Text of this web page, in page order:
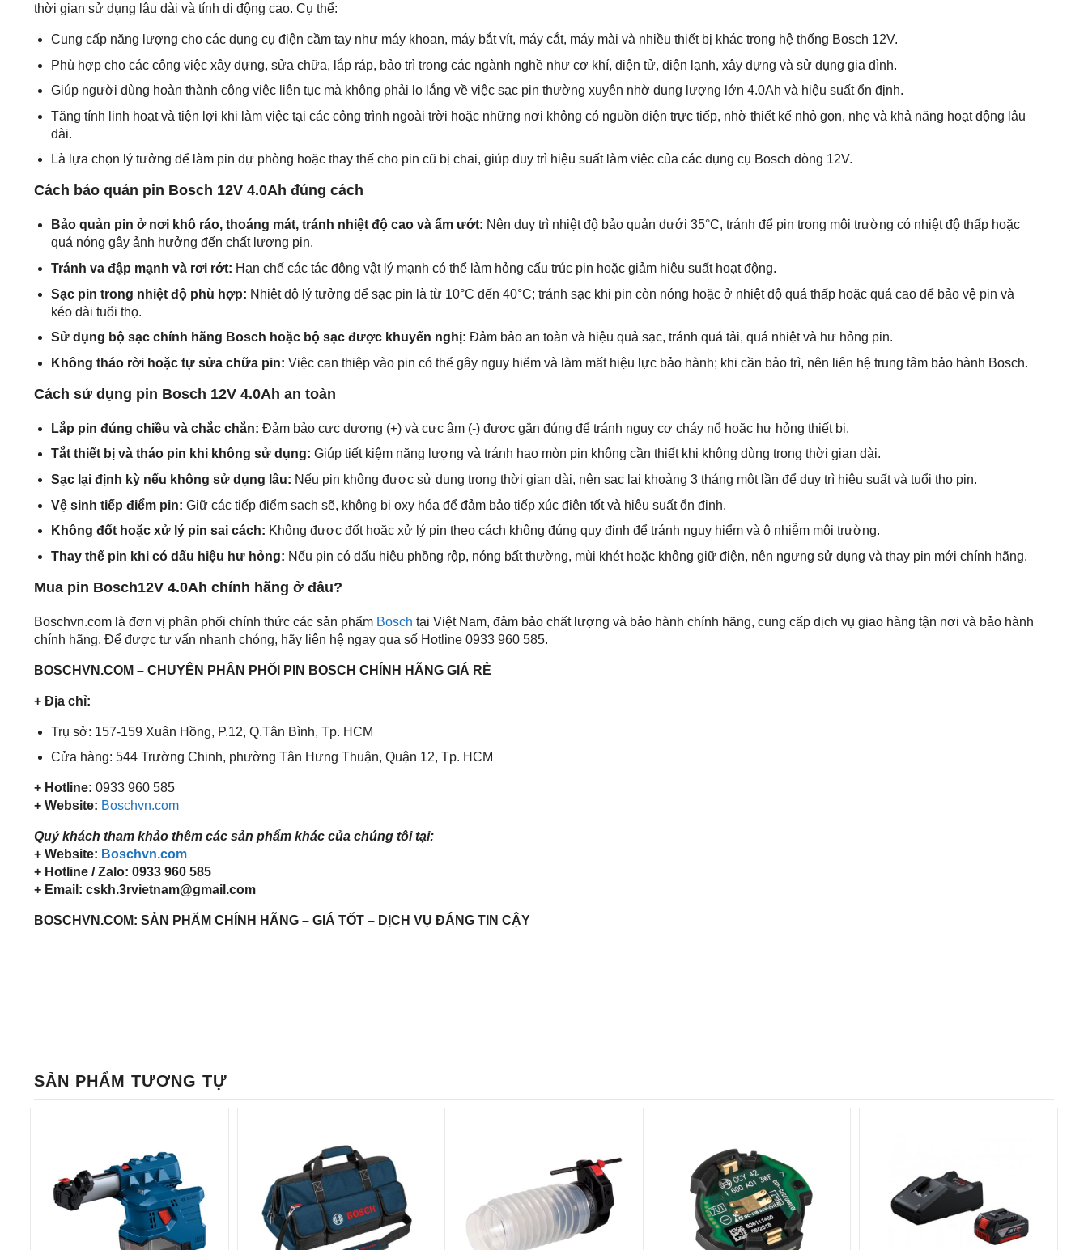
thời gian sử dụng lâu dài và tính di động cao. Cụ thể:
Cung cấp năng lượng cho các dụng cụ điện cầm tay như máy khoan, máy bắt vít, máy cắt, máy mài và nhiều thiết bị khác trong hệ thống Bosch 12V.
Phù hợp cho các công việc xây dựng, sửa chữa, lắp ráp, bảo trì trong các ngành nghề như cơ khí, điện tử, điện lạnh, xây dựng và sử dụng gia đình.
Giúp người dùng hoàn thành công việc liên tục mà không phải lo lắng về việc sạc pin thường xuyên nhờ dung lượng lớn 4.0Ah và hiệu suất ổn định.
Tăng tính linh hoạt và tiện lợi khi làm việc tại các công trình ngoài trời hoặc những nơi không có nguồn điện trực tiếp, nhờ thiết kế nhỏ gọn, nhẹ và khả năng hoạt động lâu
dài.
Là lựa chọn lý tưởng để làm pin dự phòng hoặc thay thế cho pin cũ bị chai, giúp duy trì hiệu suất làm việc của các dụng cụ Bosch dòng 12V.
Cách bảo quản pin Bosch 12V 4.0Ah đúng cách
Bảo quản pin ở nơi khô ráo, thoáng mát, tránh nhiệt độ cao và ẩm ướt: Nên duy trì nhiệt độ bảo quản dưới 35°C, tránh để pin trong môi trường có nhiệt độ thấp hoặc
quá nóng gây ảnh hưởng đến chất lượng pin.
Tránh va đập mạnh và rơi rớt: Hạn chế các tác động vật lý mạnh có thể làm hỏng cấu trúc pin hoặc giảm hiệu suất hoạt động.
Sạc pin trong nhiệt độ phù hợp: Nhiệt độ lý tưởng để sạc pin là từ 10°C đến 40°C; tránh sạc khi pin còn nóng hoặc ở nhiệt độ quá thấp hoặc quá cao để bảo vệ pin và
kéo dài tuổi thọ.
Sử dụng bộ sạc chính hãng Bosch hoặc bộ sạc được khuyến nghị: Đảm bảo an toàn và hiệu quả sạc, tránh quá tải, quá nhiệt và hư hỏng pin.
Không tháo rời hoặc tự sửa chữa pin: Việc can thiệp vào pin có thể gây nguy hiểm và làm mất hiệu lực bảo hành; khi cần bảo trì, nên liên hệ trung tâm bảo hành Bosch.
Cách sử dụng pin Bosch 12V 4.0Ah an toàn
Lắp pin đúng chiều và chắc chắn: Đảm bảo cực dương (+) và cực âm (-) được gắn đúng để tránh nguy cơ cháy nổ hoặc hư hỏng thiết bị.
Tắt thiết bị và tháo pin khi không sử dụng: Giúp tiết kiệm năng lượng và tránh hao mòn pin không cần thiết khi không dùng trong thời gian dài.
Sạc lại định kỳ nếu không sử dụng lâu: Nếu pin không được sử dụng trong thời gian dài, nên sạc lại khoảng 3 tháng một lần để duy trì hiệu suất và tuổi thọ pin.
Vệ sinh tiếp điểm pin: Giữ các tiếp điểm sạch sẽ, không bị oxy hóa để đảm bảo tiếp xúc điện tốt và hiệu suất ổn định.
Không đốt hoặc xử lý pin sai cách: Không được đốt hoặc xử lý pin theo cách không đúng quy định để tránh nguy hiểm và ô nhiễm môi trường.
Thay thế pin khi có dấu hiệu hư hỏng: Nếu pin có dấu hiệu phồng rộp, nóng bất thường, mùi khét hoặc không giữ điện, nên ngưng sử dụng và thay pin mới chính hãng.
Mua pin Bosch12V 4.0Ah chính hãng ở đâu?
Boschvn.com là đơn vị phân phối chính thức các sản phẩm Bosch tại Việt Nam, đảm bảo chất lượng và bảo hành chính hãng, cung cấp dịch vụ giao hàng tận nơi và bảo hành
chính hãng. Để được tư vấn nhanh chóng, hãy liên hệ ngay qua số Hotline 0933 960 585.
BOSCHVN.COM – CHUYÊN PHÂN PHỐI PIN BOSCH CHÍNH HÃNG GIÁ RẺ
+ Địa chỉ:
Trụ sở: 157-159 Xuân Hồng, P.12, Q.Tân Bình, Tp. HCM
Cửa hàng: 544 Trường Chinh, phường Tân Hưng Thuận, Quận 12, Tp. HCM
+ Hotline: 0933 960 585
+ Website: Boschvn.com
Quý khách tham khảo thêm các sản phẩm khác của chúng tôi tại:
+ Website: Boschvn.com
+ Hotline / Zalo: 0933 960 585
+ Email: cskh.3rvietnam@gmail.com
BOSCHVN.COM: SẢN PHẨM CHÍNH HÃNG – GIÁ TỐT – DỊCH VỤ ĐÁNG TIN CẬY
SẢN PHẨM TƯƠNG TỰ